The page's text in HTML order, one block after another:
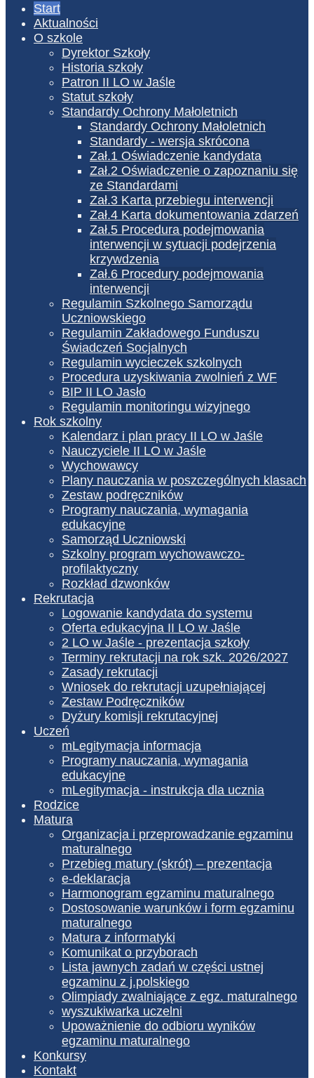
Start
Aktualności
O szkole
Dyrektor Szkoły
Historia szkoły
Patron II LO w Jaśle
Statut szkoły
Standardy Ochrony Małoletnich
Standardy Ochrony Małoletnich
Standardy - wersja skrócona
Zał.1 Oświadczenie kandydata
Zał.2 Oświadczenie o zapoznaniu się
ze Standardami
Zał.3 Karta przebiegu interwencji
Zał.4 Karta dokumentowania zdarzeń
Zał.5 Procedura podejmowania
interwencji w sytuacji podejrzenia
krzywdzenia
Zał.6 Procedury podejmowania
interwencji
Regulamin Szkolnego Samorządu
Uczniowskiego
Regulamin Zakładowego Funduszu
Świadczeń Socjalnych
Regulamin wycieczek szkolnych
Procedura uzyskiwania zwolnień z WF
BIP II LO Jasło
Regulamin monitoringu wizyjnego
Rok szkolny
Kalendarz i plan pracy II LO w Jaśle
Nauczyciele II LO w Jaśle
Wychowawcy
Plany nauczania w poszczególnych klasach
Zestaw podręczników
Programy nauczania, wymagania
edukacyjne
Samorząd Uczniowski
Szkolny program wychowawczo-
profilaktyczny
Rozkład dzwonków
Rekrutacja
Logowanie kandydata do systemu
Oferta edukacyjna II LO w Jaśle
2 LO w Jaśle - prezentacja szkoły
Terminy rekrutacji na rok szk. 2026/2027
Zasady rekrutacji
Wniosek do rekrutacji uzupełniającej
Zestaw Podręczników
Dyżury komisji rekrutacyjnej
Uczeń
mLegitymacja informacja
Programy nauczania, wymagania
edukacyjne
mLegitymacja - instrukcja dla ucznia
Rodzice
Matura
Organizacja i przeprowadzanie egzaminu
maturalnego
Przebieg matury (skrót) – prezentacja
e-deklaracja
Harmonogram egzaminu maturalnego
Dostosowanie warunków i form egzaminu
maturalnego
Matura z informatyki
Komunikat o przyborach
Lista jawnych zadań w części ustnej
egzaminu z j.polskiego
Olimpiady zwalniające z egz. maturalnego
wyszukiwarka uczelni
Upoważnienie do odbioru wyników
egzaminu maturalnego
Konkursy
Kontakt